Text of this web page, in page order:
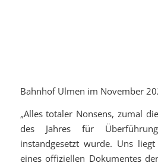
Bahnhof Ulmen im November
„Alles totaler Nonsens, zumal
des Jahres für
instandgesetzt wurde. Uns
eines offiziellen Dokumentes